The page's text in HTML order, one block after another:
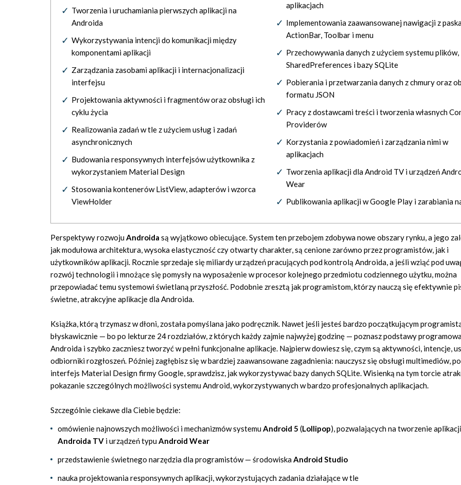
Tworzenia i uruchamiania pierwszych aplikacji na
Androida
Wykorzystywania intencji do komunikacji między
komponentami aplikacji
Zarządzania zasobami aplikacji i internacjonalizacji
interfejsu
Projektowania aktywności i fragmentów oraz obsługi ich
cyklu życia
Realizowania zadań w tle z użyciem usług i zadań
asynchronicznych
Budowania responsywnych interfejsów użytkownika z
wykorzystaniem Material Design
Stosowania kontenerów ListView, adapterów i wzorca
ViewHolder
aplikacjach
Implementowania zaawansowanej nawigacji z
ActionBar, Toolbar i menu
Przechowywania danych z użyciem systemu plików,
SharedPreferences i bazy SQLite
Pobierania i przetwarzania danych z chmury oraz
formatu JSON
Pracy z dostawcami treści i tworzenia własnych
Providerów
Korzystania z powiadomień i zarządzania nimi w
aplikacjach
Tworzenia aplikacji dla Android TV i urządzeń
Wear
Publikowania aplikacji w Google Play i zarabiania
Perspektywy rozwojuAndroida są wyjątkowo obiecujące. System ten przebojem zdobywa nowe obszary rynku, a jego
jak modułowa architektura, wysoka elastyczność czy otwarty charakter, są cenione zarówno przez programistów, jak i
użytkowników aplikacji. Rocznie sprzedaje się miliardy urządzeń pracujących pod kontrolą Androida, a jeśli wziąć pod
rozwój technologii i mnożące się pomysły na wyposażenie w procesor kolejnego przedmiotu codziennego użytku, można
przepowiadać temu systemowi świetlaną przyszłość. Podobnie zresztą jak programistom, którzy nauczą się efektywnie
świetne, atrakcyjne aplikacje dla Androida.
Książka, którą trzymasz w dłoni, została pomyślana jako podręcznik. Nawet jeśli jesteś bardzo początkującym
błyskawicznie — bo po lekturze 24 rozdziałów, z których każdy zajmie najwyżej godzinę — poznasz podstawy
Androida i szybko zaczniesz tworzyć w pełni funkcjonalne aplikacje. Najpierw dowiesz się, czym są aktywności, intencje,
odbiorniki rozgłoszeń. Później zagłębisz się w bardziej zaawansowane zagadnienia: nauczysz się obsługi multimediów,
interfejs Material Design firmy Google, sprawdzisz, jak wykorzystywać bazy danych SQLite. Wisienką na tym torcie
pokazanie szczególnych możliwości systemu Android, wykorzystywanych w bardzo profesjonalnych aplikacjach.
Szczególnie ciekawe dla Ciebie będzie:
omówienie najnowszych możliwości i mechanizmów systemuAndroid 5 (Lollipop), pozwalających na tworzenie
Androida TV i urządzeń typuAndroid Wear
przedstawienie świetnego narzędzia dla programistów — środowiskaAndroid Studio
nauka projektowania responsywnych aplikacji, wykorzystujących zadania działające w tle